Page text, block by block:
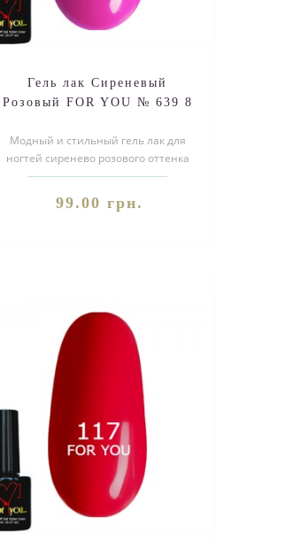
Гель лак Сиреневый
Розовый FOR YOU № 639 8
Модный и стильный гель лак для
ногтей сиренево розового оттенка
эмаль поспешите заказать!Покупа..
99.00 грн.